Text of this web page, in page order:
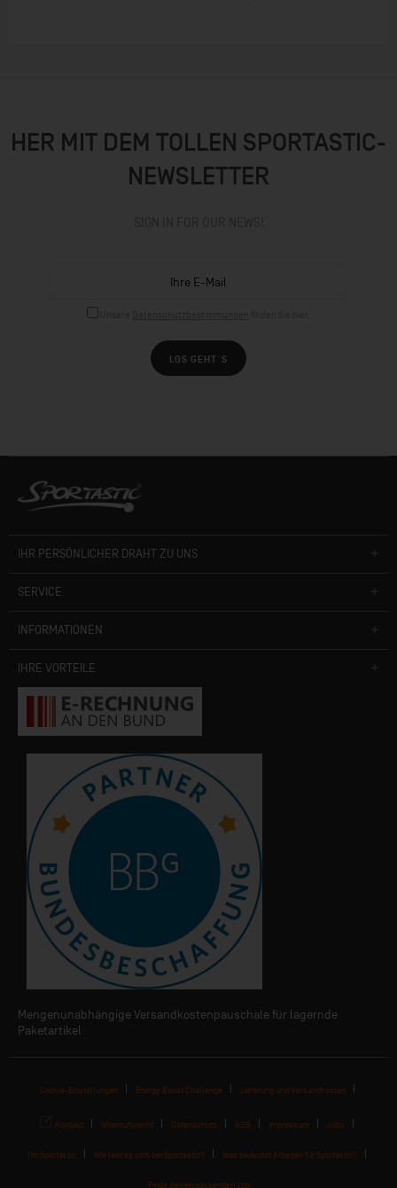
HER MIT DEM TOLLEN SPORTASTIC-
NEWSLETTER
LOS GEHT´S
IHR PERSÖNLICHER DRAHT ZU UNS
SERVICE
INFORMATIONEN
IHRE VORTEILE
Mengenunabhängige Versandkostenpauschale für lagernde
Paketartikel
Cookie-Einstellungen Energy Boost Challenge Lieferung und Versandkosten
Kontakt Widerrufsrecht Datenschutz AGB Impressum Jobs
I'm Sportastic Wie lebt es sich bei Sportastic? Was bedeutet Arbeiten für Sportastic?
Finde deinen passenden Job